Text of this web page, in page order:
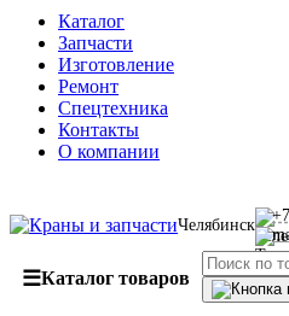
Каталог
Запчасти
Изготовление
Ремонт
Спецтехника
Контакты
О компании
Челябинск
☰Каталог товаров